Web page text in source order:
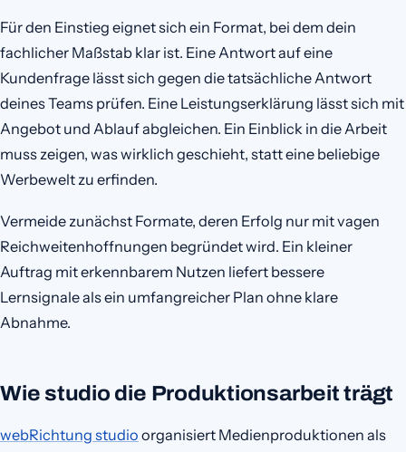
Für den Einstieg eignet sich ein Format, bei dem dein
fachlicher Maßstab klar ist. Eine Antwort auf eine
Kundenfrage lässt sich gegen die tatsächliche Antwort
deines Teams prüfen. Eine Leistungserklärung lässt sich mit
Angebot und Ablauf abgleichen. Ein Einblick in die Arbeit
muss zeigen, was wirklich geschieht, statt eine beliebige
Werbewelt zu erfinden.
Vermeide zunächst Formate, deren Erfolg nur mit vagen
Reichweitenhoffnungen begründet wird. Ein kleiner
Auftrag mit erkennbarem Nutzen liefert bessere
Lernsignale als ein umfangreicher Plan ohne klare
Abnahme.
Wie studio die Produktionsarbeit trägt
webRichtung studio organisiert Medienproduktionen als